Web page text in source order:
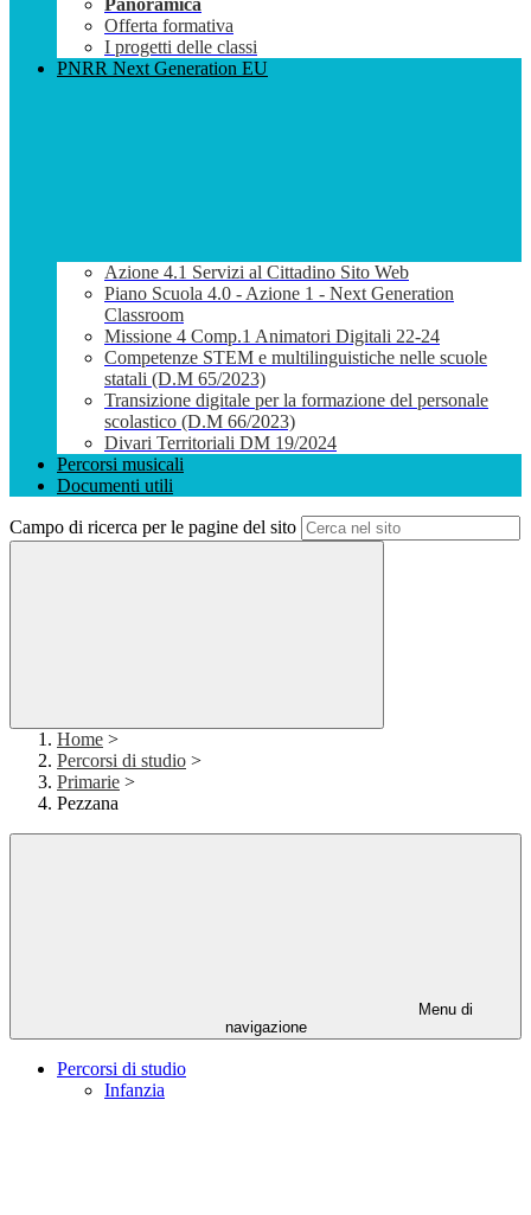
Panoramica
Offerta formativa
I progetti delle classi
PNRR Next Generation EU
Azione 4.1 Servizi al Cittadino Sito Web
Piano Scuola 4.0 - Azione 1 - Next Generation
Classroom
Missione 4 Comp.1 Animatori Digitali 22-24
Competenze STEM e multilinguistiche nelle scuole
statali (D.M 65/2023)
Transizione digitale per la formazione del personale
scolastico (D.M 66/2023)
Divari Territoriali DM 19/2024
Percorsi musicali
Documenti utili
Campo di ricerca per le pagine del sito
Home >
Percorsi di studio >
Primarie >
Pezzana
Menu di
navigazione
Percorsi di studio
Infanzia